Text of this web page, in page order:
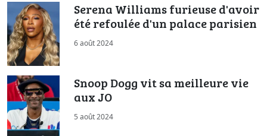
Serena Williams furieuse d'avoir
été refoulée d'un palace parisien
6 août 2024
Snoop Dogg vit sa meilleure vie
aux JO
5 août 2024